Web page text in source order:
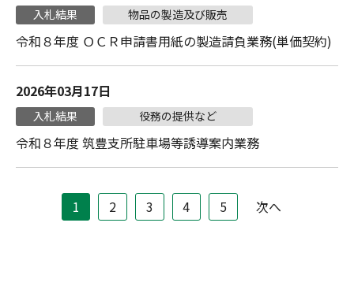
入札結果 物品の製造及び販売
令和８年度 ＯＣＲ申請書用紙の製造請負業務(単価契約)
2026年03月17日
入札結果 役務の提供など
令和８年度 筑豊支所駐車場等誘導案内業務
1 2 3 4 5 次へ